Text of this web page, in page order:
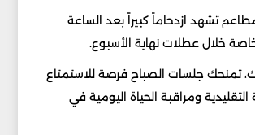
تشهد ازدحاماً كبيراً بعد الساعة
خلال عطلات نهاية الأسبوع.
تمنحك جلسات الصباح فرصة للاستمتاع
التقليدية ومراقبة الحياة اليومية في